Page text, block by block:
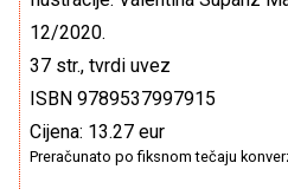
12/2020.
37 str., tvrdi uvez
ISBN 9789537997915
Cijena: 13.27 eur
Preračunato po fiksnom tečaju